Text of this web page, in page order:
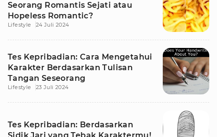
Seorang Romantis Sejati atau
Hopeless Romantic?
Lifestyle 24 Juli 2024
Tes Kepribadian: Cara Mengetahui
Karakter Berdasarkan Tulisan
Tangan Seseorang
Lifestyle 23 Juli 2024
Tes Kepribadian: Berdasarkan